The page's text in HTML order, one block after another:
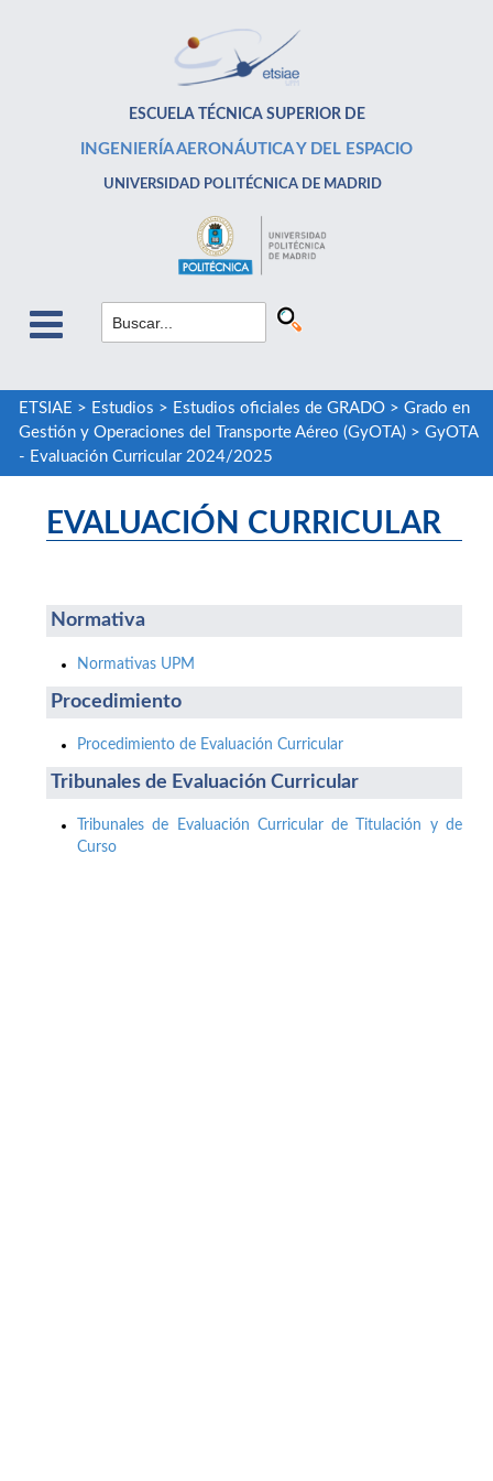
ESCUELA TÉCNICA SUPERIOR DE
INGENIERÍA AERONÁUTICA Y DEL ESPACIO
UNIVERSIDAD POLITÉCNICA DE MADRID
ETSIAE > Estudios > Estudios oficiales de GRADO> Grado en
Gestión y Operaciones del Transporte Aéreo (GyOTA)> GyOTA
- Evaluación Curricular 2024/2025
EVALUACIÓN CURRICULAR
Normativa
Normativas UPM
Procedimiento
Procedimiento de Evaluación Curricular
Tribunales de Evaluación Curricular
Tribunales de Evaluación Curricular de Titulación y de
Curso